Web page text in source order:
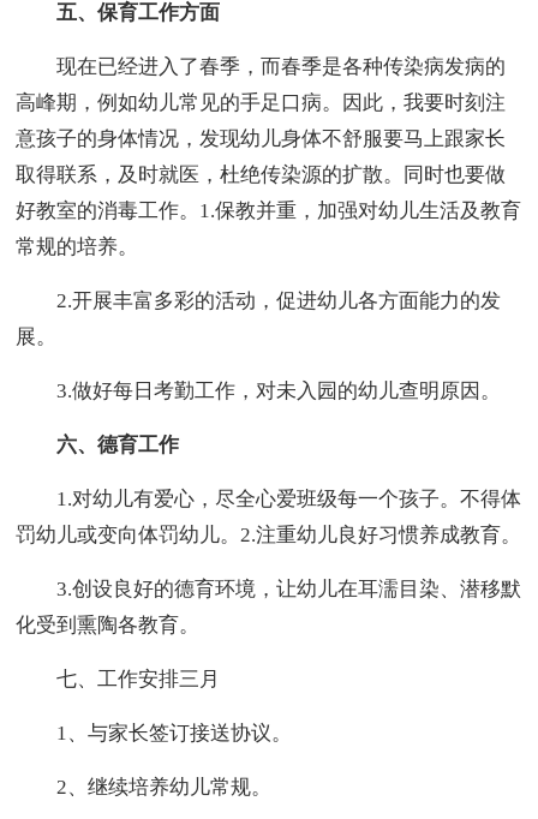
五、保育工作方面
现在已经进入了春季，而春季是各种传染病发病的
高峰期，例如幼儿常见的手足口病。因此，我要时刻注
意孩子的身体情况，发现幼儿身体不舒服要马上跟家长
取得联系，及时就医，杜绝传染源的扩散。同时也要做
好教室的消毒工作。1.保教并重，加强对幼儿生活及教育
常规的培养。
2.开展丰富多彩的活动，促进幼儿各方面能力的发
展。
3.做好每日考勤工作，对未入园的幼儿查明原因。
六、德育工作
1.对幼儿有爱心，尽全心爱班级每一个孩子。不得体
罚幼儿或变向体罚幼儿。2.注重幼儿良好习惯养成教育。
3.创设良好的德育环境，让幼儿在耳濡目染、潜移默
化受到熏陶各教育。
七、工作安排三月
1、与家长签订接送协议。
2、继续培养幼儿常规。